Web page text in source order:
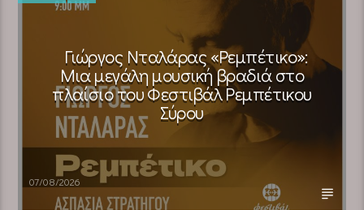
Γιώργος Νταλάρας «Ρεμπέτικο»:
Μια μεγάλη μουσική βραδιά στο
πλαίσιο του Φεστιβάλ Ρεμπέτικου
Σύρου
07/08/2026